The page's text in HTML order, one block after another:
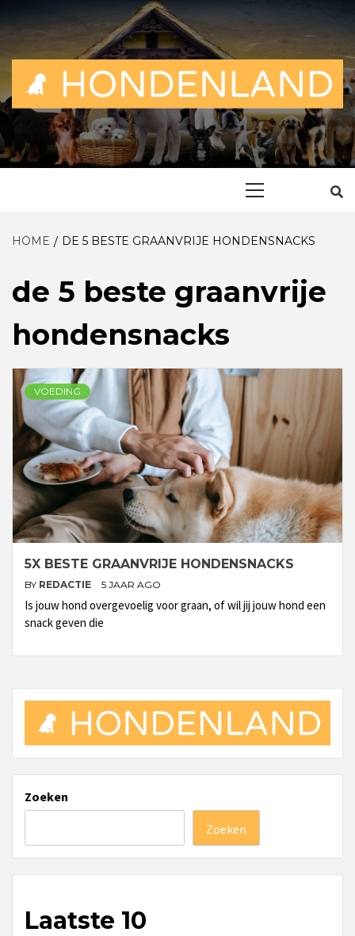
to
ALLES OVER EN VOOR DE TROUWE VRIEND
HOME DE 5 BESTE GRAANVRIJE HONDENSNACKS
de 5 beste graanvrije
hondensnacks
VOEDING
5X BESTE GRAANVRIJE HONDENSNACKS
BY REDACTIE 5 JAAR AGO
Is jouw hond overgevoelig voor graan, of wil jij jouw hond een
snack geven die
Zoeken
Zoeken
Laatste 10